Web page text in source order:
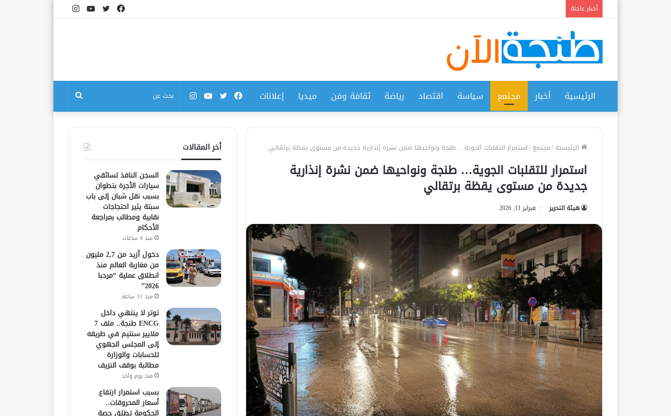
أخبار عاجلة انستقراميوتيوبتويتر
فيسبوك
الرئيسية أخبار مجتمع سياسة اقتصاد رياضة ثقافة وفن ميديا إعلانات بحث
عن
انستقراميوتيوبتويتر
فيسبوك
الرئيسية/مجتمع/استمرار للتقلبات الجوية… طنجة ونواحيها ضمن نشرة إنذارية جديدة من مستوى يقظة برتقالي
استمرار للتقلبات الجوية… طنجة ونواحيها ضمن نشرة إنذارية
جديدة من مستوى يقظة برتقالي
هيئة التحرير فبراير 11, 2026
أخر المقالات
السجن النافذ لسائقي
سيارات الأجرة بتطوان
بسبب نقل شبان إلى باب
سبتة يثير احتجاجات
نقابية ومطالب بمراجعة
الأحكام
منذ 4 ساعات
دخول أزيد من 2,7 مليون
من مغاربة العالم منذ
انطلاق عملية “مرحبا
2026”
منذ 11 ساعة
توتر لا ينتهي داخل
ENCG طنجة.. ملف 7
ملايير سنتيم في طريقه
إلى المجلس الجهوي
للحسابات والوزارة
مطالبة بوقف النزيف
منذ يوم واحد
بسبب استمرار ارتفاع
أسعار المحروقات..
الحكومة تطلق حصة